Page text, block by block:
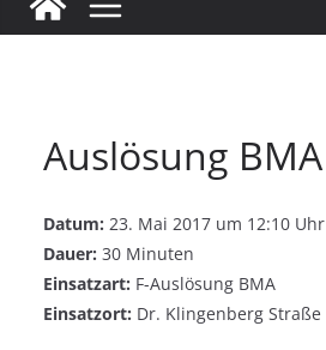
Auslösung BMA
Datum: 23. Mai 2017 um 12:10 Uhr
Dauer: 30 Minuten
Einsatzart: F-Auslösung BMA
Einsatzort: Dr. Klingenberg Straße